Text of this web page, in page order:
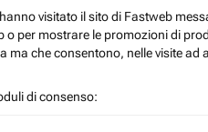
visitato il sito di Fastweb
per mostrare le promozioni di
che consentono, nelle visite
di consenso: